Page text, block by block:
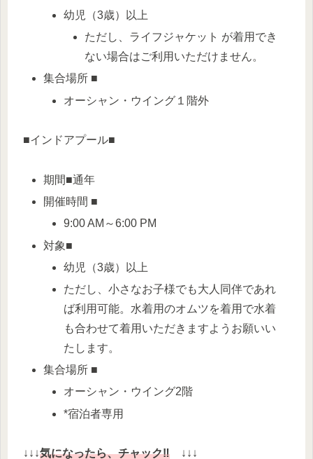
幼児（3歳）以上
ただし、ライフジャケット が着用でき
ない場合はご利用いただけません。
集合場所 ■
オーシャン・ウイング１階外
■インドアプール■
期間■通年
開催時間 ■
9:00 AM～6:00 PM
対象■
幼児（3歳）以上
ただし、小さなお子様でも大人同伴であれ
ば利用可能。水着用のオムツを着用で水着
も合わせて着用いただきますようお願いい
たします。
集合場所 ■
オーシャン・ウイング2階
*宿泊者専用
↓↓↓気になったら、チャック‼ ↓↓↓